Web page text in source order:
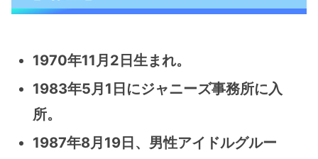
1970年11月2日生まれ。
1983年5月1日にジャニーズ事務所に入
所。
1987年8月19日、男性アイドルグルー